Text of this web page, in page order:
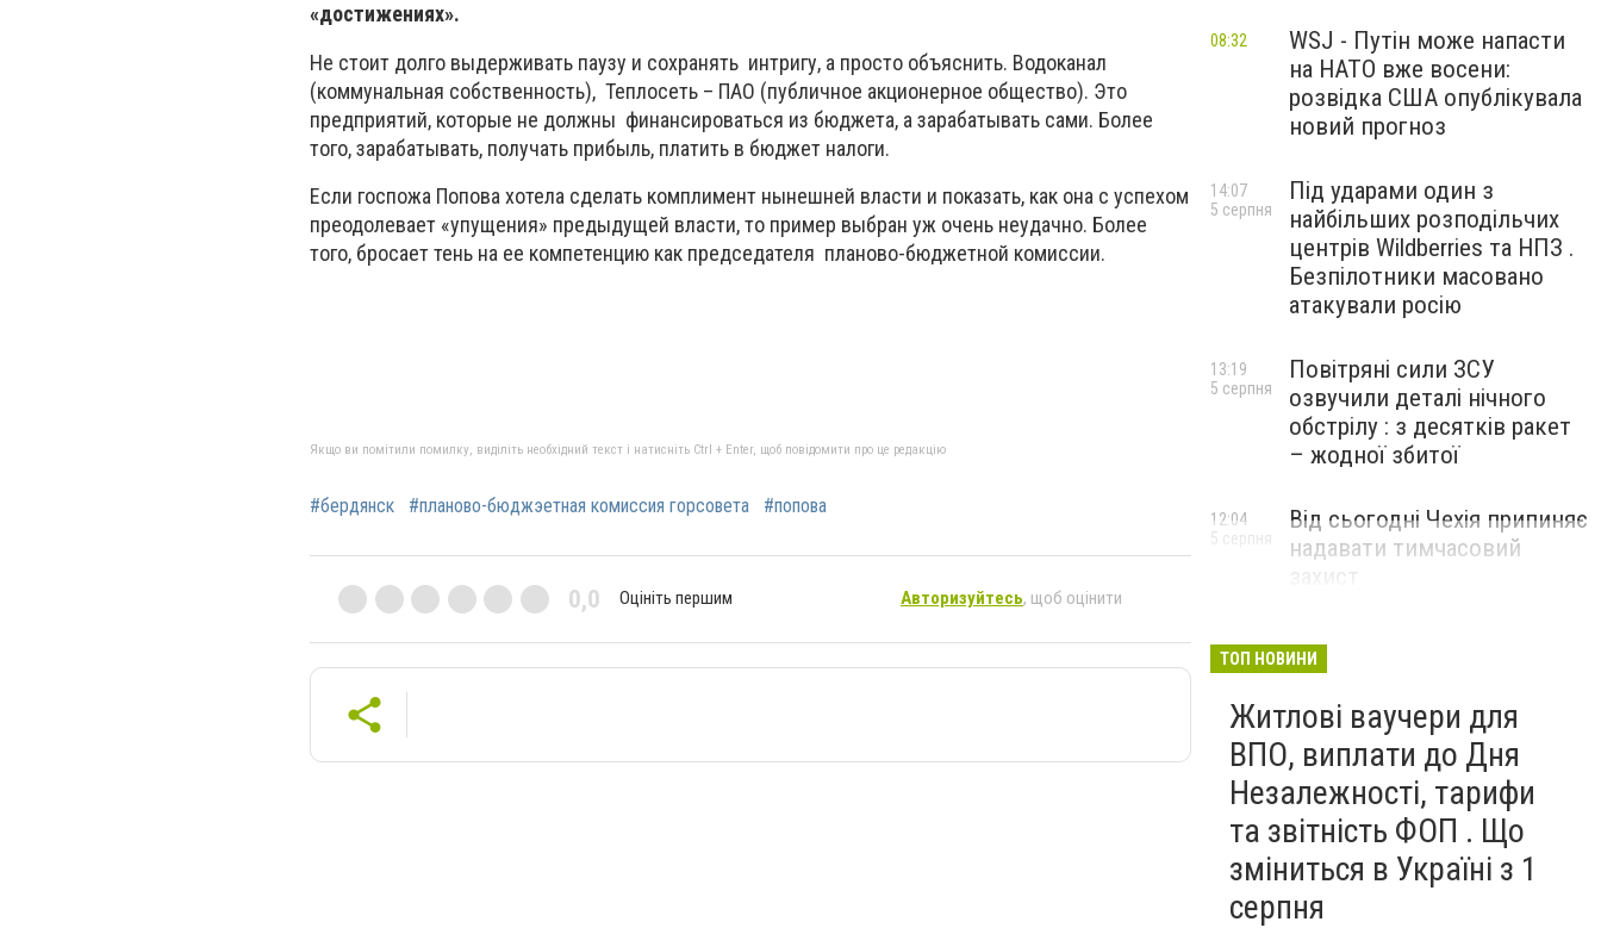
«достижениях».
Не стоит долго выдерживать паузу и сохранять интригу, а просто объяснить. Водоканал
(коммунальная собственность), Теплосеть – ПАО (публичное акционерное общество). Это
предприятий, которые не должны финансироваться из бюджета, а зарабатывать сами. Более
того, зарабатывать, получать прибыль, платить в бюджет налоги.
Если госпожа Попова хотела сделать комплимент нынешней власти и показать, как она с успехом
преодолевает «упущения» предыдущей власти, то пример выбран уж очень неудачно. Более
того, бросает тень на ее компетенцию как председателя планово-бюджетной комиссии.
Якщо ви помітили помилку, виділіть необхідний текст і натисніть Ctrl + Enter, щоб повідомити про це редакцію
#бердянск #планово-бюджэетная комиссия горсовета #попова
0,0 Оцініть першим Авторизуйтесь, щоб оцінити
WSJ - Путін може напасти
на НАТО вже восени:
розвідка США опублікувала
новий прогноз
08:32
Під ударами один з
найбільших розподільчих
центрів Wildberries та НПЗ .
Безпілотники масовано
атакували росію
14:07
5 серпня
Повітряні сили ЗСУ
озвучили деталі нічного
обстрілу : з десятків ракет
– жодної збитої
13:19
5 серпня
Від сьогодні Чехія припиняє
надавати тимчасовий
12:04
5 серпня
ТОП НОВИНИ
Житлові ваучери для
ВПО, виплати до Дня
Незалежності, тарифи
та звітність ФОП . Що
зміниться в Україні з 1
серпня